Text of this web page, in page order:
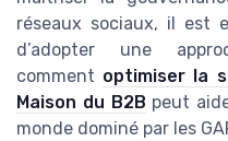
réseaux sociaux, il est
d’adopter une
comment optimiser la
Maison du B2B peut
monde dominé par les